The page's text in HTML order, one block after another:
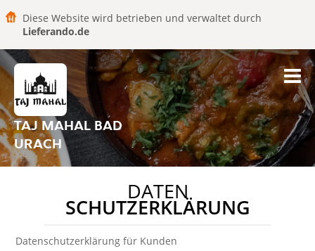
Diese Website wird betrieben und verwaltet durch
Lieferando.de
TAJ MAHAL BAD
URACH
DATEN
SCHUTZERKLÄRUNG
Datenschutzerklärung für Kunden